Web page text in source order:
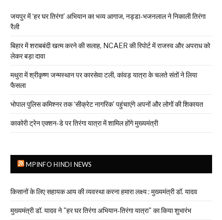
जयपुर में ‘हर घर तिरंगा’ अभियान का भव्य आगाज, नड्डा-भजनलाल ने निकाली तिरंगा
रैली
बिहार में शराबबंदी खत्म करने की सलाह, NCAER की रिपोर्ट में राजस्व और अपराध को
लेकर बड़ा दावा
मथुरा में श्रीकृष्ण जन्मस्थान पर कारसेवा टली, कांवड़ यात्रा के चलते संतों ने लिया
फैसला
भोपाल पुलिस कमिश्नर तक ‘सीक्रेट नागरिक’ पहुंचाएंगे अपनों और लोगों की शिकायत
काकोरी ट्रेन एक्शन-डे पर तिरंगा यात्रा में शामिल होंगे मुख्यमंत्री
MPINFO HINDI NEWS
किसानों के लिए सहायक आय की व्यवस्था करना हमारा लक्ष्य : मुख्यमंत्री डॉ. यादव
मुख्यमंत्री डॉ. यादव ने "हर घर तिरंगा अभियान-तिरंगा यात्रा" का किया शुभारंभ